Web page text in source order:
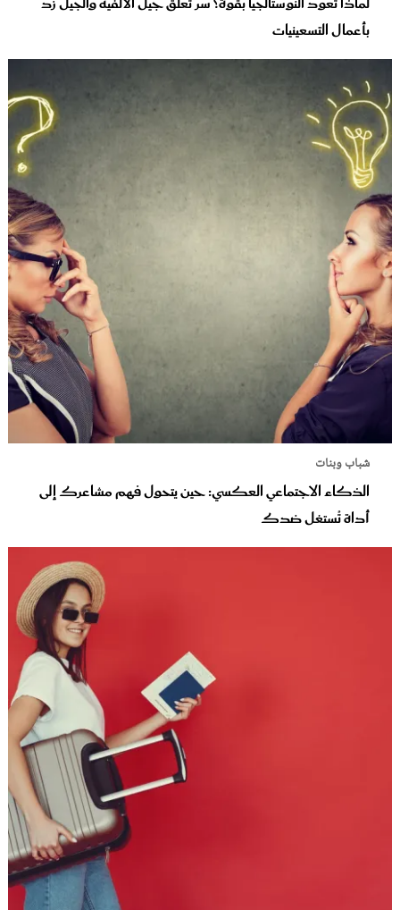
بأعمال التسعينيات
شباب وبنات
الذكاء الاجتماعي العكسي: حين يتحول فهم مشاعرك إلى
أداة تُستغل ضدك